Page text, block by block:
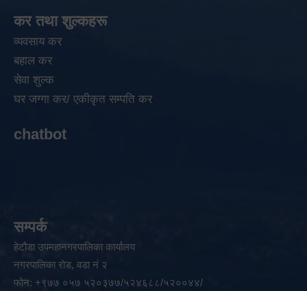
कर तथा शुल्कहरू
व्यवसाय कर
बहाल कर
सेवा शुल्क
घर जग्गा कर/ एकीकृत सम्पति कर
chatbot
सम्पर्क
हेटौडा उपमहानगरपालिका कार्यालय
नगरपालिका रोड, वडा नं २
फोन: +९७७ ०५७ ५२०३७७/५२४६८८/५२००४४/